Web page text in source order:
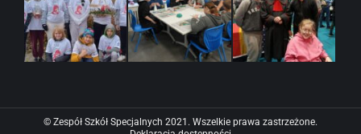
© Zespół Szkół Specjalnych 2021. Wszelkie prawa zastrzeżone.